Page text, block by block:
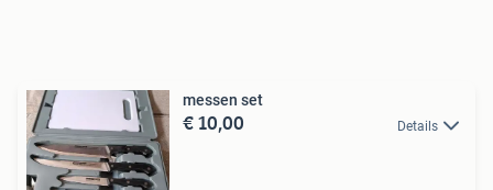
messen set
€ 10,00 Details